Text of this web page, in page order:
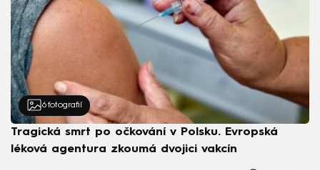
6 fotografií
Tragická smrt po očkování v Polsku. Evropská
léková agentura zkoumá dvojici vakcín